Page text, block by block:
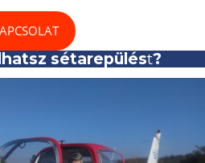
sétarepülést?